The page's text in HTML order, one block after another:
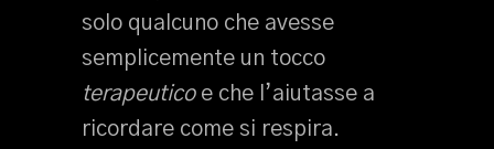
solo qualcuno che avesse
semplicemente un tocco
terapeuticoe che l’aiutasse a
ricordare come si respira.